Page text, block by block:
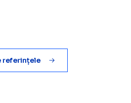
referințele